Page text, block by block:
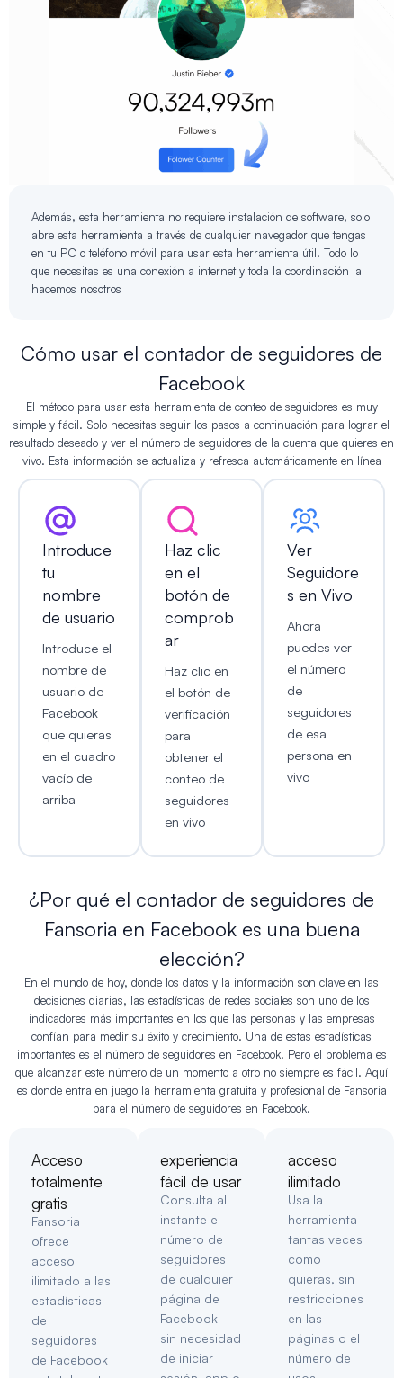
Además, esta herramienta no requiere instalación de software, solo
abre esta herramienta a través de cualquier navegador que tengas
en tu PC o teléfono móvil para usar esta herramienta útil. Todo lo
que necesitas es una conexión a internet y toda la coordinación la
hacemos nosotros
Cómo usar el contador de seguidores de
Facebook
El método para usar esta herramienta de conteo de seguidores es muy
simple y fácil. Solo necesitas seguir los pasos a continuación para lograr el
resultado deseado y ver el número de seguidores de la cuenta que quieres en
vivo. Esta información se actualiza y refresca automáticamente en línea
Introduce
tu
nombre
de usuario
Introduce el
nombre de
usuario de
Facebook
que quieras
en el cuadro
vacío de
arriba
Haz clic
en el
botón de
comprob
ar
Haz clic en
el botón de
verificación
para
obtener el
conteo de
seguidores
en vivo
Ver
Seguidore
s en Vivo
Ahora
puedes ver
el número
de
seguidores
de esa
persona en
vivo
¿Por qué el contador de seguidores de
Fansoria en Facebook es una buena
elección?
En el mundo de hoy, donde los datos y la información son clave en las
decisiones diarias, las estadísticas de redes sociales son uno de los
indicadores más importantes en los que las personas y las empresas
confían para medir su éxito y crecimiento. Una de estas estadísticas
importantes es el número de seguidores en Facebook. Pero el problema es
que alcanzar este número de un momento a otro no siempre es fácil. Aquí
es donde entra en juego la herramienta gratuita y profesional de Fansoria
para el número de seguidores en Facebook.
Acceso
totalmente
gratis
Fansoria
ofrece
acceso
ilimitado a las
estadísticas
de
seguidores
de Facebook
experiencia
fácil de usar
Consulta al
instante el
número de
seguidores
de cualquier
página de
Facebook—
sin necesidad
de iniciar
acceso
ilimitado
Usa la
herramienta
tantas veces
como
quieras, sin
restricciones
en las
páginas o el
número de